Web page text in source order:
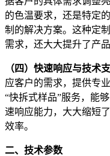
的色温要求，还是特定
制的解决方案。这种定
需求，还大大提升了产
（四）快速响应与技术
应客户的需求，提供专
“快拆式样品”服务，能
速响应能力，大大缩短
效率。
二、技术参数